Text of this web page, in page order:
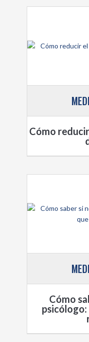
Cómo
Cómo
psicólogo: